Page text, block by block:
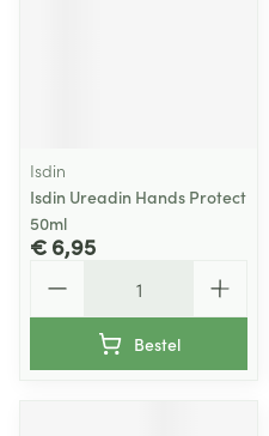
Isdin
Isdin Ureadin Hands Protect
50ml
€ 6,95
Bestel